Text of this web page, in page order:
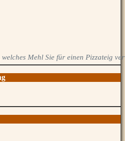
Mehl Sie für einen Pizzateig